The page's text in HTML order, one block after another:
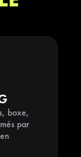
boxe,
par